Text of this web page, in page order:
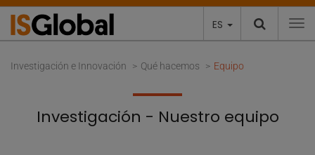
ES
Investigación e Innovación Qué hacemos Equipo
Investigación - Nuestro equipo